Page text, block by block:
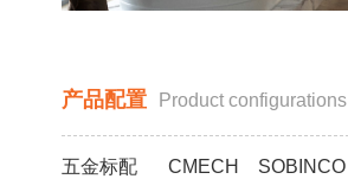
产品配置 Product configurations
五金标配
CMECH SOBINCO